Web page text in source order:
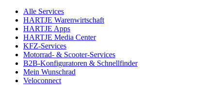
Alle Services
HARTJE Warenwirtschaft
HARTJE Apps
HARTJE Media Center
KFZ-Services
Motorrad- & Scooter-Services
B2B-Konfiguratoren & Schnellfinder
Mein Wunschrad
Veloconnect